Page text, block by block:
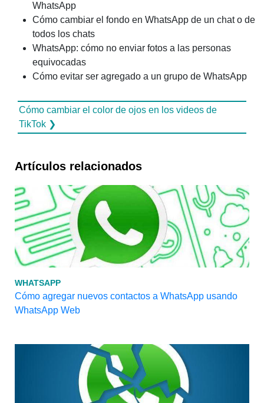
WhatsApp
Cómo cambiar el fondo en WhatsApp de un chat o de
todos los chats
WhatsApp: cómo no enviar fotos a las personas
equivocadas
Cómo evitar ser agregado a un grupo de WhatsApp
Cómo cambiar el color de ojos en los videos de
TikTok ❯
Artículos relacionados
WHATSAPP
Cómo agregar nuevos contactos a WhatsApp usando
WhatsApp Web